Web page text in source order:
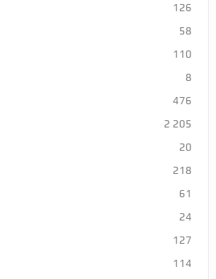
126
58
110
8
476
2 205
20
218
61
24
127
114